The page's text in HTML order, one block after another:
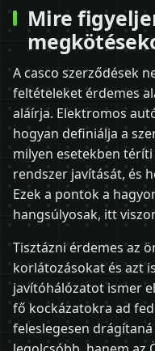
Mire
A casco szerződések
feltételeket érdemes
aláírja. Elektromos
hogyan definiálja a
milyen esetekben
rendszer javítását, és
Ezek a pontok a
hangsúlyosak, itt
Tisztázni érdemes az
korlátozásokat és azt
javítóhálózatot ismer
fő kockázatokra ad
feleslegesen